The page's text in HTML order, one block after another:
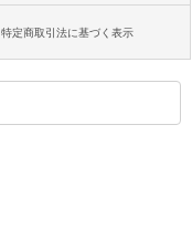
特定商取引法に基づく表示